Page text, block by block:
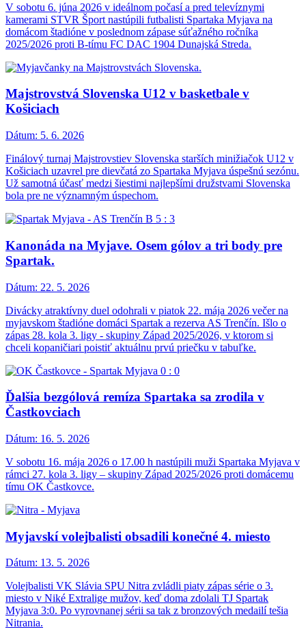
V sobotu 6. júna 2026 v ideálnom počasí a pred televíznymi
kamerami STVR Šport nastúpili futbalisti Spartaka Myjava na
domácom štadióne v poslednom zápase súťažného ročníka
2025/2026 proti B-tímu FC DAC 1904 Dunajská Streda.
Majstrovstvá Slovenska U12 v basketbale v
Košiciach
Dátum: 5. 6. 2026
Finálový turnaj Majstrovstiev Slovenska starších minižiačok U12 v
Košiciach uzavrel pre dievčatá zo Spartaka Myjava úspešnú sezónu.
Už samotná účasť medzi šiestimi najlepšími družstvami Slovenska
bola pre ne významným úspechom.
Kanonáda na Myjave. Osem gólov a tri body pre
Spartak.
Dátum: 22. 5. 2026
Divácky atraktívny duel odohrali v piatok 22. mája 2026 večer na
myjavskom štadióne domáci Spartak a rezerva AS Trenčín. Išlo o
zápas 28. kola 3. ligy - skupiny Západ 2025/2026, v ktorom si
chceli kopaničiari poistiť aktuálnu prvú priečku v tabuľke.
Ďalšia bezgólová remíza Spartaka sa zrodila v
Častkovciach
Dátum: 16. 5. 2026
V sobotu 16. mája 2026 o 17.00 h nastúpili muži Spartaka Myjava v
rámci 27. kola 3. ligy – skupiny Západ 2025/2026 proti domácemu
tímu OK Častkovce.
Myjavskí volejbalisti obsadili konečné 4. miesto
Dátum: 13. 5. 2026
Volejbalisti VK Slávia SPU Nitra zvládli piaty zápas série o 3.
miesto v Niké Extralige mužov, keď doma zdolali TJ Spartak
Myjava 3:0. Po vyrovnanej sérii sa tak z bronzových medailí tešia
Nitrania.